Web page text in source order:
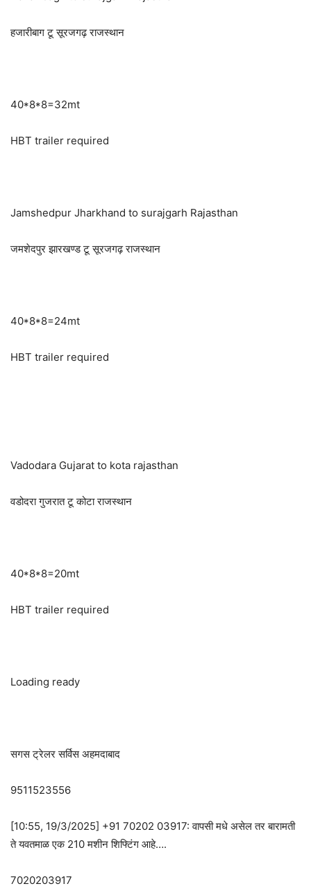
हजारीबाग टू सूरजगढ़ राजस्थान
40*8*8=32mt
HBT trailer required
Jamshedpur Jharkhand to surajgarh Rajasthan
जमशेदपुर झारखण्ड टू सूरजगढ़ राजस्थान
40*8*8=24mt
HBT trailer required
Vadodara Gujarat to kota rajasthan
वडोदरा गुजरात टू कोटा राजस्थान
40*8*8=20mt
HBT trailer required
Loading ready
सगस ट्रेलर सर्विस अहमदाबाद
9511523556
[10:55, 19/3/2025] +91 70202 03917: वापसी मधे असेल तर बारामती
ते यवतमाळ एक 210 मशीन शिफ्टिंग आहे….
7020203917